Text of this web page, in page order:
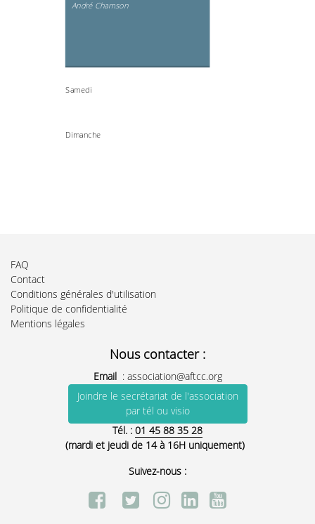
André Chamson
Samedi
Dimanche
FAQ
Contact
Conditions générales d'utilisation
Politique de confidentialité
Mentions légales
Nous contacter :
Email : association@aftcc.org
Joindre le secrétariat de l'association
par tél ou visio
Tél. : 01 45 88 35 28
(mardi et jeudi de 14 à 16H uniquement)
Suivez-nous :